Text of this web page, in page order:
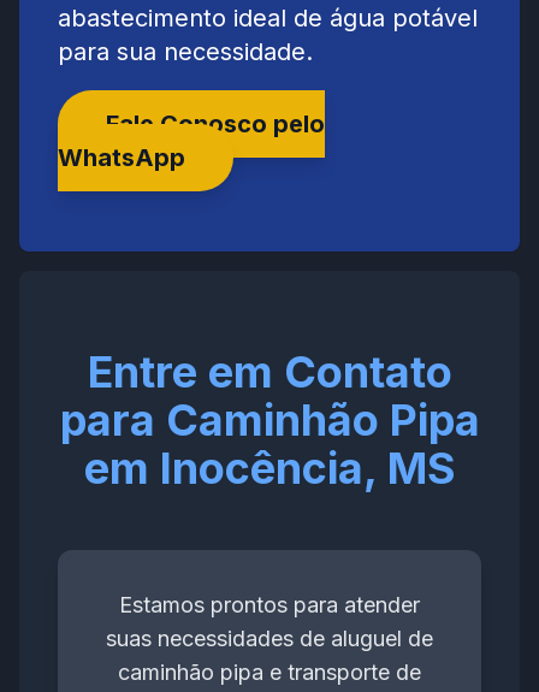
abastecimento ideal de água potável
para sua necessidade.
Fale Conosco pelo
WhatsApp
Entre em Contato
para Caminhão Pipa
em Inocência, MS
Estamos prontos para atender
suas necessidades de aluguel de
caminhão pipa e transporte de